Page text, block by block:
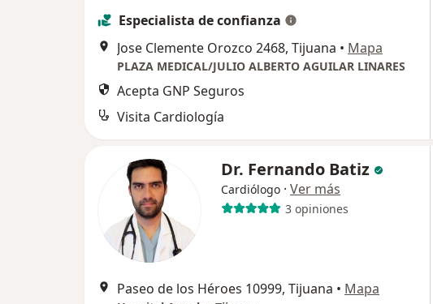
Especialista de confianza
Jose Clemente Orozco 2468, Tijuana • Mapa
PLAZA MEDICAL/JULIO ALBERTO AGUILAR LINARES
Acepta GNP Seguros
Visita Cardiología
Dr. Fernando Batiz
Cardiólogo · Ver más
3 opiniones
Paseo de los Héroes 10999, Tijuana • Mapa